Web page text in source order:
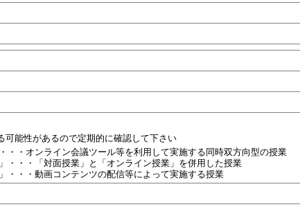
可能性があるので定期的に確認して下さい
・・オンライン会議ツール等を利用して実施する同時双方向型の授業
・・・「対面授業」と「オンライン授業」を併用した授業
・・・動画コンテンツの配信等によって実施する授業